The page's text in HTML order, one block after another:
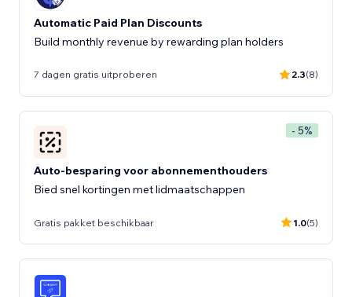
Automatic Paid Plan Discounts
Build monthly revenue by rewarding plan holders
7 dagen gratis uitproberen 2.3(8)
- 5%
Auto-besparing voor abonnementhouders
Bied snel kortingen met lidmaatschappen
Gratis pakket beschikbaar 1.0(5)